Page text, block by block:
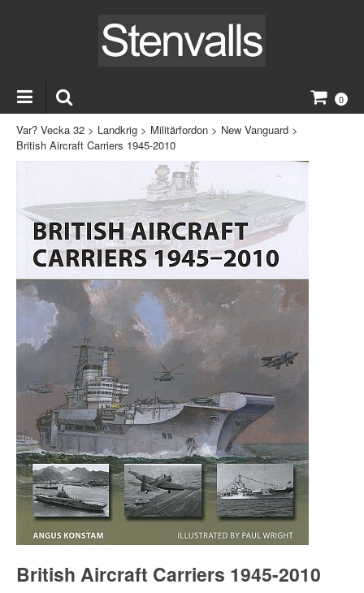
0
Var? Vecka 32 > Landkrig > Militärfordon > New Vanguard >
British Aircraft Carriers 1945-2010
British Aircraft Carriers 1945-2010